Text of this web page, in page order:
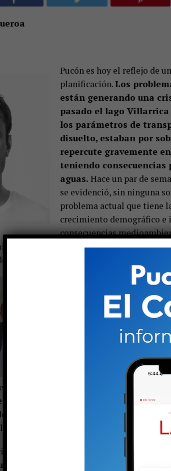
Pucón es hoy el reflejo de
planificación.Los
están generando una
pasado el lago Villarrica
los parámetros de
disuelto, estaban por
repercute gravemente
teniendo consecuencias
aguas. Hace un par de
se evidenció, sin ninguna
problema actual que tiene
crecimiento demográfico
consecuencias
de la zona. Pucón tiene hoy por lo
su comuna de una manera sostenible en
Pucón busca ser un facilitador y un
Pucón. Específicamente buscamos
de proyectos concretos e
comunidad en su totalidad y que
que estamos impulsando es un
de la comuna,
que servirá como